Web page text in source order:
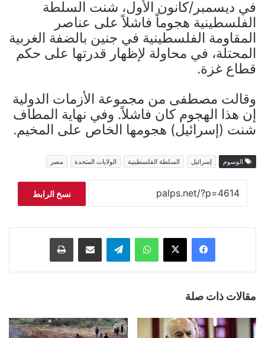
في ديسمبر/كانون الأول، شنت السلطة
الفلسطينية هجوماً فاشلاً على عناصر
المقاومة الفلسطينية في جنين بالضفة الغربية
المحتلة، في محاولة لإظهار قدرتها على حكم
قطاع غزة.
وقالت مصطفى من مجموعة الأزمات الدولية
إن هذا الهجوم كان فاشلاً. وفي نهاية المطاف
شنت (إسرائيل) هجومها الخاص على المخيم.
الوسوم إسرائيل السلطة الفلسطينية الولايات المتحدة مصر
نسخ الرابط
فيسبوك ‫X واتساب تيلقرام مشاركة عبر البريد طباعة
مقالات ذات صلة